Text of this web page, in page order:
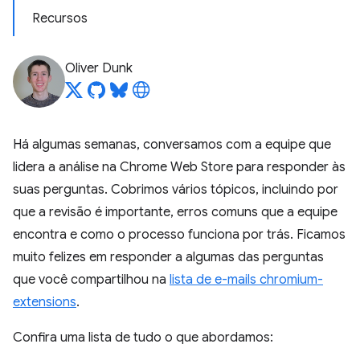
Recursos
Oliver Dunk
Há algumas semanas, conversamos com a equipe que
lidera a análise na Chrome Web Store para responder às
suas perguntas. Cobrimos vários tópicos, incluindo por
que a revisão é importante, erros comuns que a equipe
encontra e como o processo funciona por trás. Ficamos
muito felizes em responder a algumas das perguntas
que você compartilhou na lista de e-mails chromium-
extensions.
Confira uma lista de tudo o que abordamos: